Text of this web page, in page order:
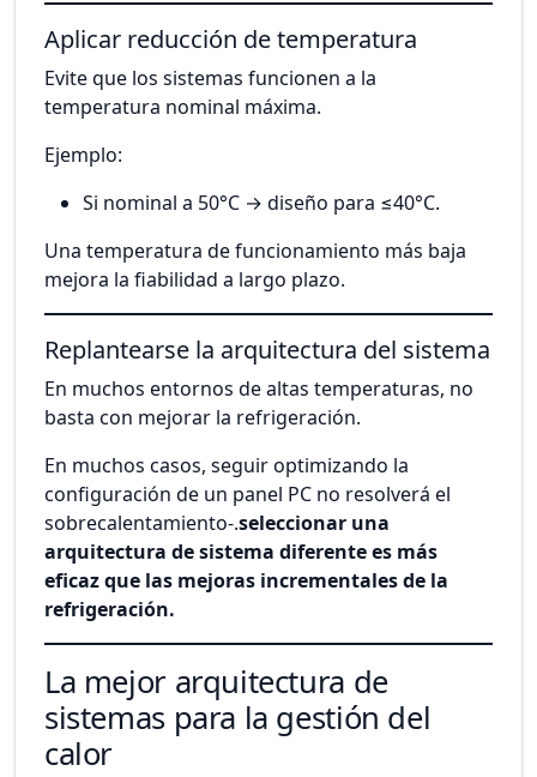
Aplicar reducción de temperatura
Evite que los sistemas funcionen a la
temperatura nominal máxima.
Ejemplo:
Si nominal a 50°C → diseño para ≤40°C.
Una temperatura de funcionamiento más baja
mejora la fiabilidad a largo plazo.
Replantearse la arquitectura del sistema
En muchos entornos de altas temperaturas, no
basta con mejorar la refrigeración.
En muchos casos, seguir optimizando la
configuración de un panel PC no resolverá el
sobrecalentamiento-.seleccionar una
arquitectura de sistema diferente es más
eficaz que las mejoras incrementales de la
refrigeración.
La mejor arquitectura de
sistemas para la gestión del
calor